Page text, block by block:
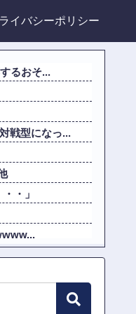
イバシーポリシー
るおそ...
戦型になっ...
・」
・・・」